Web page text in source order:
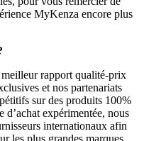
MyKenza encore plus
rapport qualité-prix
et nos partenariats
sur des produits 100%
expérimentée, nous
internationaux afin
les plus grandes marques.